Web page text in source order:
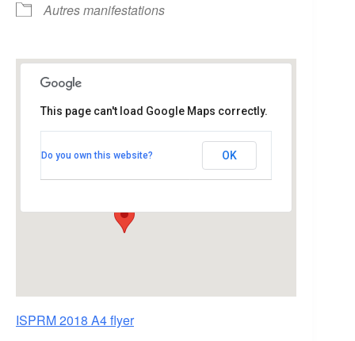
Autres manifestations
Palais des Congrès
This page can't load Google Maps correctly.
Do you own this website? OK
ISPRM 2018 A4 flyer